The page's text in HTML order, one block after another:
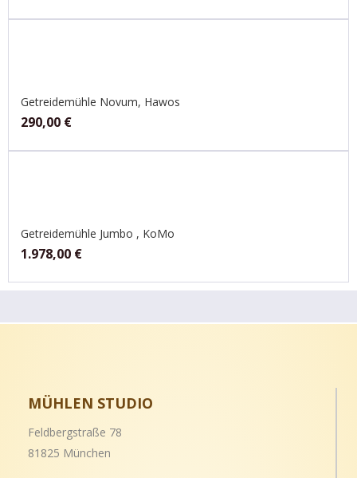
Getreidemühle Novum, Hawos
290,00 €
Getreidemühle Jumbo , KoMo
1.978,00 €
MÜHLEN STUDIO
Feldbergstraße 78
81825 München